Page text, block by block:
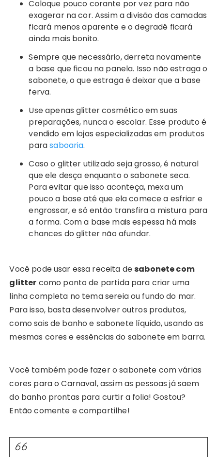
Coloque pouco corante por vez para não
exagerar na cor. Assim a divisão das camadas
ficará menos aparente e o degradê ficará
ainda mais bonito.
Sempre que necessário, derreta novamente
a base que ficou na panela. Isso não estraga o
sabonete, o que estraga é deixar que a base
ferva.
Use apenas glitter cosmético em suas
preparações, nunca o escolar. Esse produto é
vendido em lojas especializadas em produtos
parasaboaria.
Caso o glitter utilizado seja grosso, é natural
que ele desça enquanto o sabonete seca.
Para evitar que isso aconteça, mexa um
pouco a base até que ela comece a esfriar e
engrossar, e só então transfira a mistura para
a forma. Com a base mais espessa há mais
chances do glitter não afundar.
Você pode usar essa receita desabonete com
glitter como ponto de partida para criar uma
linha completa no tema sereia ou fundo do mar.
Para isso, basta desenvolver outros produtos,
como sais de banho e sabonete líquido, usando as
mesmas cores e essências do sabonete em barra.
Você também pode fazer o sabonete com várias
cores para o Carnaval, assim as pessoas já saem
do banho prontas para curtir a folia! Gostou?
Então comente e compartilhe!